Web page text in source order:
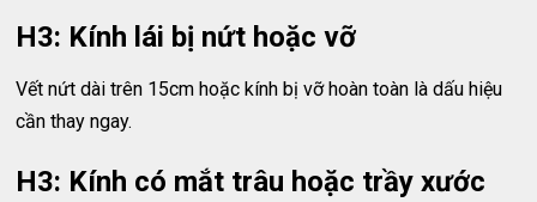
H3: Kính lái bị nứt hoặc vỡ
Vết nứt dài trên 15cm hoặc kính bị vỡ hoàn toàn là dấu hiệu
cần thay ngay.
H3: Kính có mắt trâu hoặc trầy xước